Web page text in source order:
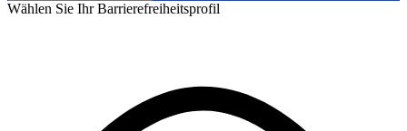
Wählen Sie Ihr Barrierefreiheitsprofil